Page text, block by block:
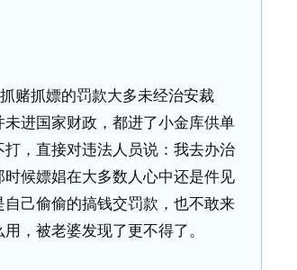
赌抓嫖的罚款大多未经治安裁
进国家财政，都进了小金库供单
，直接对违法人员说：我去办治
候嫖娼在大多数人心中还是件见
己偷偷的搞钱交罚款，也不敢来
，被老婆发现了更不得了。